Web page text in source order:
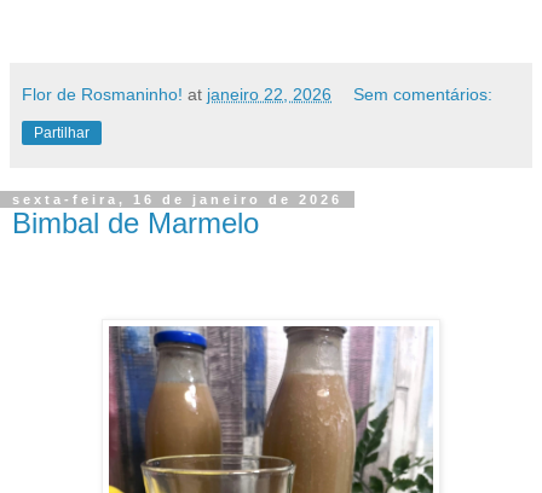
Flor de Rosmaninho! at janeiro 22, 2026 Sem comentários:
Partilhar
sexta-feira, 16 de janeiro de 2026
Bimbal de Marmelo